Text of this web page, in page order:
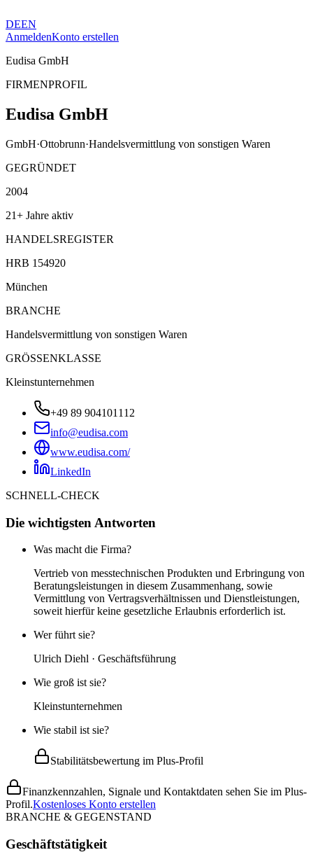
DEEN
AnmeldenKonto erstellen
Eudisa GmbH
FIRMENPROFIL
Eudisa GmbH
GmbH·Ottobrunn·Handelsvermittlung von sonstigen Waren
GEGRÜNDET
2004
21+ Jahre aktiv
HANDELSREGISTER
HRB 154920
München
BRANCHE
Handelsvermittlung von sonstigen Waren
GRÖSSENKLASSE
Kleinstunternehmen
+49 89 904101112
info@eudisa.com
www.eudisa.com/
LinkedIn
SCHNELL-CHECK
Die wichtigsten Antworten
Was macht die Firma?
Vertrieb von messtechnischen Produkten und Erbringung von
Beratungsleistungen in diesem Zusammenhang, sowie
Vermittlung von Vertragsverhältnissen und Dienstleistungen,
soweit hierfür keine gesetzliche Erlaubnis erforderlich ist.
Wer führt sie?
Ulrich Diehl · Geschäftsführung
Wie groß ist sie?
Kleinstunternehmen
Wie stabil ist sie?
Stabilitätsbewertung im Plus-Profil
Finanzkennzahlen, Signale und Kontaktdaten sehen Sie im Plus-
Profil.Kostenloses Konto erstellen
BRANCHE & GEGENSTAND
Geschäftstätigkeit